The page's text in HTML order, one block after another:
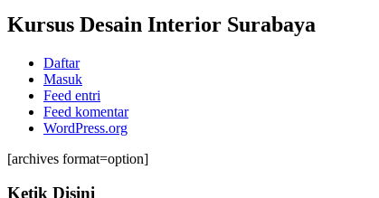
Kursus Desain Interior Surabaya
Daftar
Masuk
Feed entri
Feed komentar
WordPress.org
[archives format=option]
Ketik Disini